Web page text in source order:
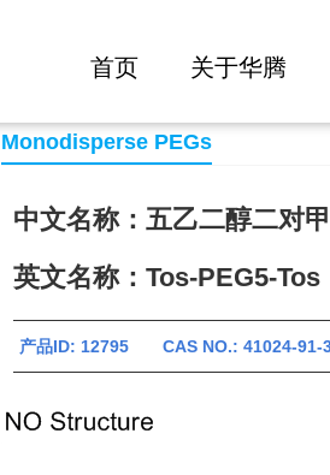
首页 关于华腾
Monodisperse PEGs
中文名称：五乙二醇二对
英文名称：Tos-PEG5-Tos
产品ID: 12795 CAS NO.: 41024-91-